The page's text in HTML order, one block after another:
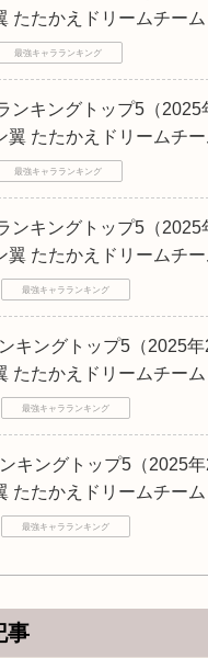
たたかえドリームチーム
最強キャラランキング
ンキングトップ5（2025
翼 たたかえドリームチー
最強キャラランキング
ンキングトップ5（2025
翼 たたかえドリームチー
最強キャラランキング
キングトップ5（2025年
たたかえドリームチーム
最強キャラランキング
キングトップ5（2025
たたかえドリームチーム
最強キャラランキング
事